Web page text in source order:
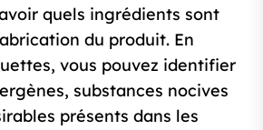
quels ingrédients sont
du produit. En
vous pouvez identifier
substances nocives
présents dans les